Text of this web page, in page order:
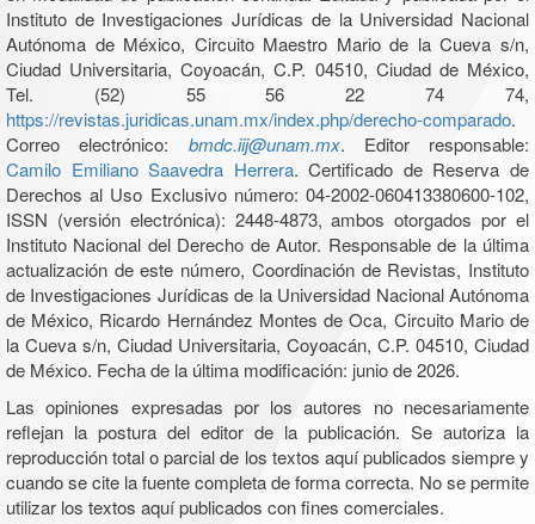
Instituto de Investigaciones Jurídicas de la Universidad Nacional
Autónoma de México, Circuito Maestro Mario de la Cueva s/n,
Ciudad Universitaria, Coyoacán, C.P. 04510, Ciudad de México,
Tel. (52) 55 56 22 74 74,
https://revistas.juridicas.unam.mx/index.php/derecho-comparado.
Correo electrónico: bmdc.iij@unam.mx. Editor responsable:
Camilo Emiliano Saavedra Herrera. Certificado de Reserva de
Derechos al Uso Exclusivo número: 04-2002-060413380600-102,
ISSN (versión electrónica): 2448-4873, ambos otorgados por el
Instituto Nacional del Derecho de Autor. Responsable de la última
actualización de este número, Coordinación de Revistas, Instituto
de Investigaciones Jurídicas de la Universidad Nacional Autónoma
de México, Ricardo Hernández Montes de Oca, Circuito Mario de
la Cueva s/n, Ciudad Universitaria, Coyoacán, C.P. 04510, Ciudad
de México. Fecha de la última modificación: junio de 2026.
Las opiniones expresadas por los autores no necesariamente
reflejan la postura del editor de la publicación. Se autoriza la
reproducción total o parcial de los textos aquí publicados siempre y
cuando se cite la fuente completa de forma correcta. No se permite
utilizar los textos aquí publicados con fines comerciales.